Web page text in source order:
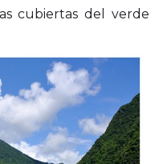
cubiertas del verde